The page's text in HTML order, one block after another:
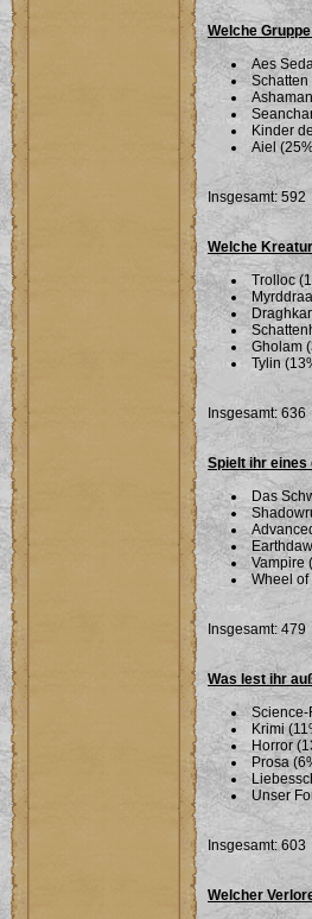
Welche
Aes
Schatten
Kinder
Aiel
Insgesamt: 592
Welche
Trolloc
Gholam
Tylin
Insgesamt: 636
Spielt ihr eines
Das
Vampire
Wheel of
Insgesamt: 479
Was lest ihr
Science-
Krimi
Horror
Prosa
Unser
Insgesamt: 603
Welcher